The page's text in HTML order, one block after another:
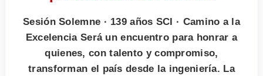
Sesión Solemne · 139 años SCI · Camino a la
Excelencia Será un encuentro para honrar a
quienes, con talento y compromiso,
transforman el país desde la ingeniería. La